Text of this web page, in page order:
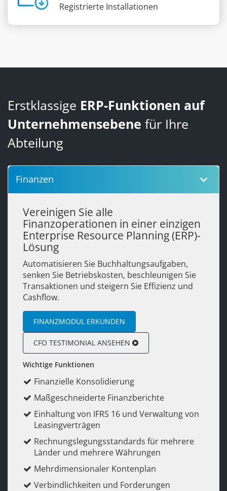
Registrierte Installationen
Erstklassige ERP-Funktionen auf
Unternehmensebene für Ihre
Abteilung
Finanzen keyboard_arrow_down
Vereinigen Sie alle
Finanzoperationen in einer einzigen
Enterprise Resource Planning (ERP)-
Lösung
Automatisieren Sie Buchhaltungsaufgaben,
senken Sie Betriebskosten, beschleunigen Sie
Transaktionen und steigern Sie Effizienz und
Cashflow.
FINANZMODUL ERKUNDEN
CFO TESTIMONIAL ANSEHEN
Wichtige Funktionen
Finanzielle Konsolidierung
Maßgeschneiderte Finanzberichte
Einhaltung von IFRS 16 und Verwaltung von
Leasingverträgen
Rechnungslegungsstandards für mehrere
Länder und mehrere Währungen
Mehrdimensionaler Kontenplan
Verbindlichkeiten und Forderungen